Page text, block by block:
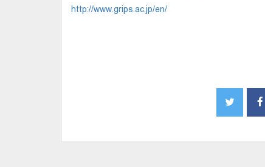
http://www.grips.ac.jp/en/